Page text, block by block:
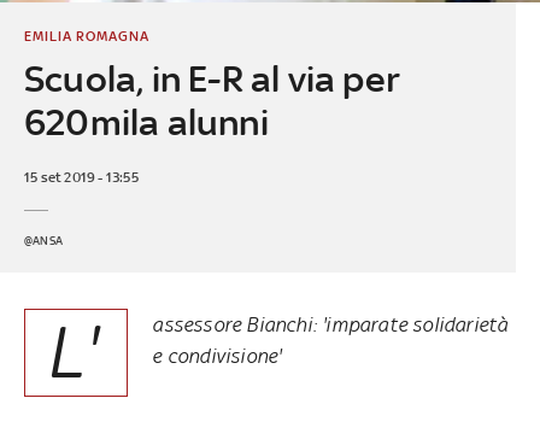
Scuola, in E-R al via per
620mila alunni
EMILIA ROMAGNA
15 set 2019 - 13:55
@ANSA
L'
assessore Bianchi: 'imparate solidarietà
e condivisione'